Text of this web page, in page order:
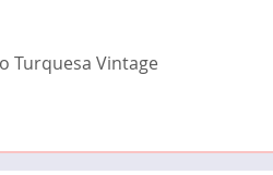
Turquesa Vintage